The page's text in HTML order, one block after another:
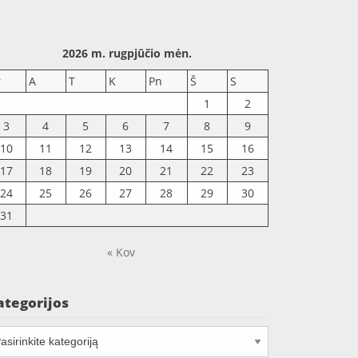
2026 m. rugpjūčio mėn.
A T K Pn Š
S
1
2
3
4 5 6 7 8
9
10
11 12 13 14 15
16
17
18 19 20 21 22
23
24
25 26 27 28 29
30
31
« Kov